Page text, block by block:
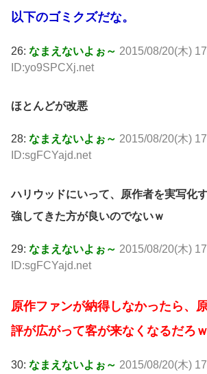
以下のゴミクズだな。
26: なまえないよぉ～ 2015/08/20(木)
ID:yo9SPCXj.net
ほとんどが改悪
28: なまえないよぉ～ 2015/08/20(木)
ID:sgFCYajd.net
ハリウッドにいって、原作者を実写化
強してきた方が良いのでないｗ
29: なまえないよぉ～ 2015/08/20(木)
ID:sgFCYajd.net
原作ファンが納得しなかったら、
評が広がって客が来なくなるだろｗ
30: なまえないよぉ～ 2015/08/20(木)